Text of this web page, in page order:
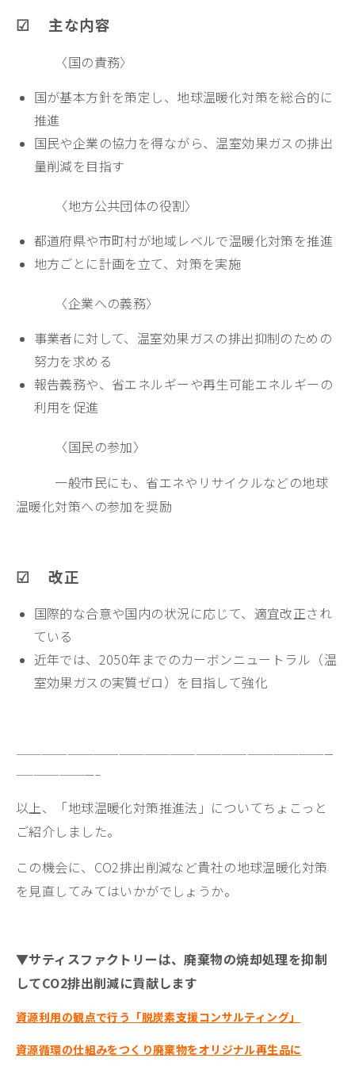
☑ 主な内容
〈国の責務〉
国が基本方針を策定し、地球温暖化対策を総合的に
推進
国民や企業の協力を得ながら、温室効果ガスの排出
量削減を目指す
〈地方公共団体の役割〉
都道府県や市町村が地域レベルで温暖化対策を推進
地方ごとに計画を立て、対策を実施
〈企業への義務〉
事業者に対して、温室効果ガスの排出抑制のための
努力を求める
報告義務や、省エネルギーや再生可能エネルギーの
利用を促進
〈国民の参加〉
一般市民にも、省エネやリサイクルなどの地球
温暖化対策への参加を奨励
☑ 改正
国際的な合意や国内の状況に応じて、適宜改正され
ている
近年では、2050年までのカーボンニュートラル（温
室効果ガスの実質ゼロ）を目指して強化
—————————————————————————————————————
—————————–
以上、「地球温暖化対策推進法」についてちょこっと
ご紹介しました。
この機会に、CO2排出削減など貴社の地球温暖化対策
を見直してみてはいかがでしょうか。
▼サティスファクトリーは、廃棄物の焼却処理を抑制
してCO2排出削減に貢献します
資源利用の観点で行う「脱炭素支援コンサルティング」
資源循環の仕組みをつくり廃棄物をオリジナル再生品に